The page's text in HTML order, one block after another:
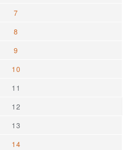
7
8
9
10
11
12
13
14